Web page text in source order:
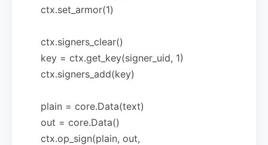
ctx.set_armor(1)
ctx.signers_clear()
key = ctx.get_key(signer_uid, 1)
ctx.signers_add(key)
plain = core.Data(text)
out = core.Data()
ctx.op_sign(plain, out,